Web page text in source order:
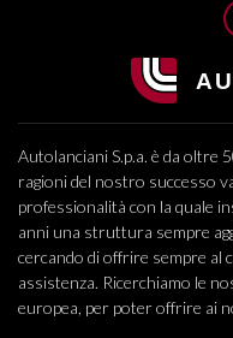
Autolanciani S.p.a. è da oltre
ragioni del nostro successo
professionalità con la quale
anni una struttura sempre
cercando di offrire sempre al
assistenza. Ricerchiamo le
europea, per poter offrire ai